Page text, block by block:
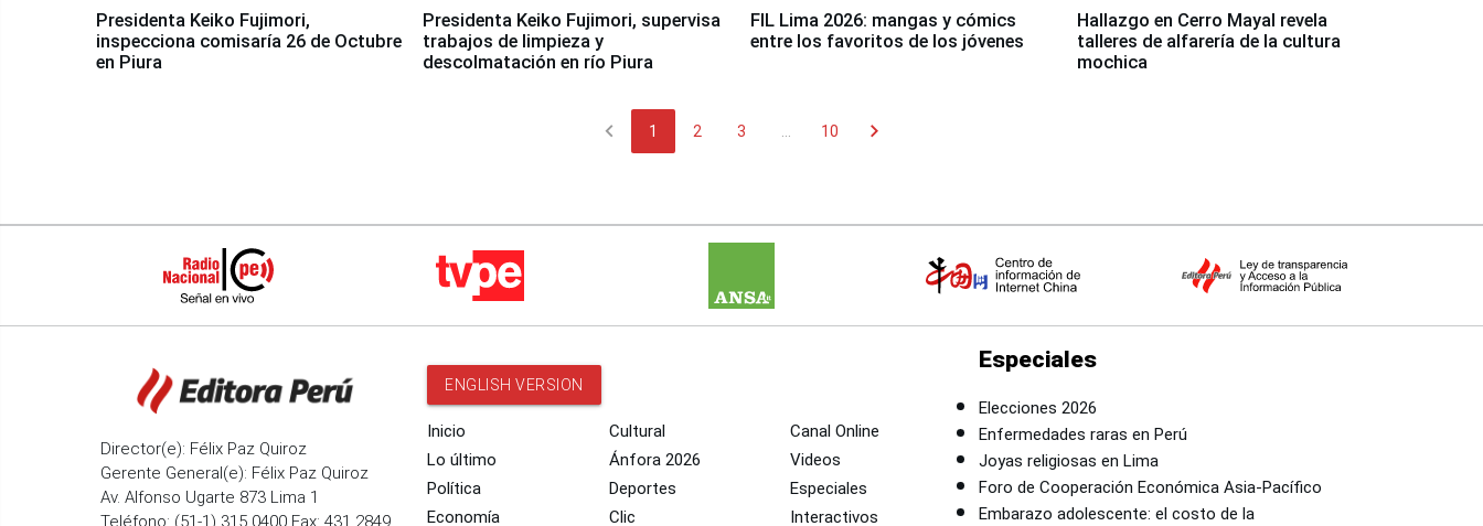
Presidenta Keiko Fujimori,
inspecciona comisaría 26 de Octubre
en Piura
Presidenta Keiko Fujimori, supervisa
trabajos de limpieza y
descolmatación en río Piura
FIL Lima 2026: mangas y cómics
entre los favoritos de los jóvenes
Hallazgo en Cerro Mayal revela
talleres de alfarería de la cultura
mochica
chevron_left 1 2 3 10 chevron_right
Director(e): Félix Paz Quiroz
Gerente General(e): Félix Paz Quiroz
Av. Alfonso Ugarte 873 Lima 1
Teléfono: (51-1) 315 0400 Fax: 431 2849
ENGLISH VERSION
Inicio
Lo último
Política
Economía
Cultural
Ánfora 2026
Deportes
Clic
Canal Online
Videos
Especiales
Interactivos
Especiales
Elecciones 2026
Enfermedades raras en Perú
Joyas religiosas en Lima
Foro de Cooperación Económica Asia-Pacífico
Embarazo adolescente: el costo de la